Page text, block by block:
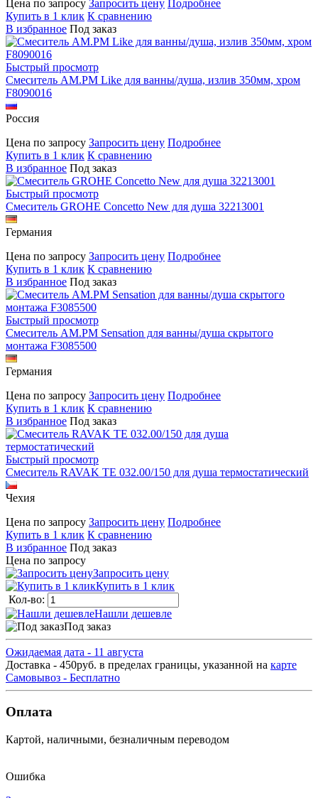
Цена по запросу Запросить цену Подробнее
Купить в 1 клик К сравнению
В избранное Под заказ
Быстрый просмотр
Смеситель AM.PM Like для ванны/душа, излив 350мм, хром
F8090016
Россия
Цена по запросу Запросить цену Подробнее
Купить в 1 клик К сравнению
В избранное Под заказ
Быстрый просмотр
Смеситель GROHE Concetto New для душа 32213001
Германия
Цена по запросу Запросить цену Подробнее
Купить в 1 клик К сравнению
В избранное Под заказ
Быстрый просмотр
Смеситель AM.PM Sensation для ванны/душа скрытого
монтажа F3085500
Германия
Цена по запросу Запросить цену Подробнее
Купить в 1 клик К сравнению
В избранное Под заказ
Быстрый просмотр
Смеситель RAVAK TE 032.00/150 для душа термостатический
Чехия
Цена по запросу Запросить цену Подробнее
Купить в 1 клик К сравнению
В избранное Под заказ
Цена по запросу
Запросить цену
Купить в 1 клик
Кол-во:
Нашли дешевле
Под заказ
Ожидаемая дата - 11 августа
Доставка - 450руб. в пределах границы, указанной на карте
Самовывоз - Бесплатно
Оплата
Картой, наличными, безналичным переводом
Ошибка